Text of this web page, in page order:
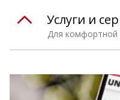
Для комфортной
Услуги и